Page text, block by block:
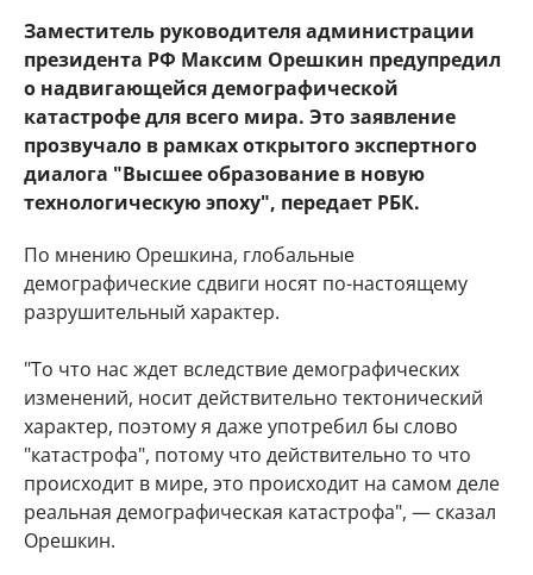
Заместитель руководителя администрации
президента РФ Максим Орешкин предупредил
о надвигающейся демографической
катастрофе для всего мира. Это заявление
прозвучало в рамках открытого экспертного
диалога "Высшее образование в новую
технологическую эпоху", передает РБК.
По мнению Орешкина, глобальные
демографические сдвиги носят по-настоящему
разрушительный характер.
"То что нас ждет вследствие демографических
изменений, носит действительно тектонический
характер, поэтому я даже употребил бы слово
"катастрофа", потому что действительно то что
происходит в мире, это происходит на самом деле
реальная демографическая катастрофа", — сказал
Орешкин.